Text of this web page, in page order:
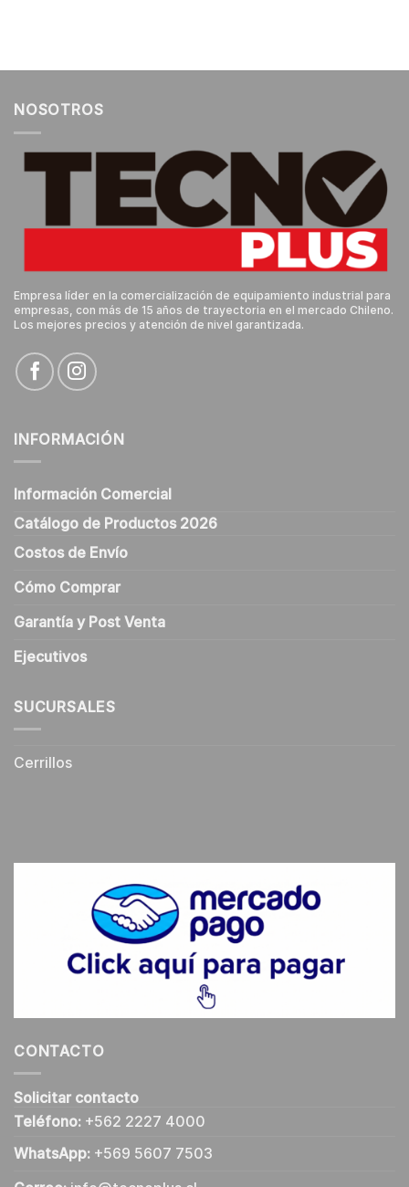
NOSOTROS
Empresa líder en la comercialización de equipamiento industrial para
empresas, con más de 15 años de trayectoria en el mercado Chileno.
Los mejores precios y atención de nivel garantizada.
INFORMACIÓN
Información Comercial
Catálogo de Productos 2026
Costos de Envío
Cómo Comprar
Garantía y Post Venta
Ejecutivos
SUCURSALES
Cerrillos
CONTACTO
Solicitar contacto
Teléfono: +562 2227 4000
WhatsApp: +569 5607 7503